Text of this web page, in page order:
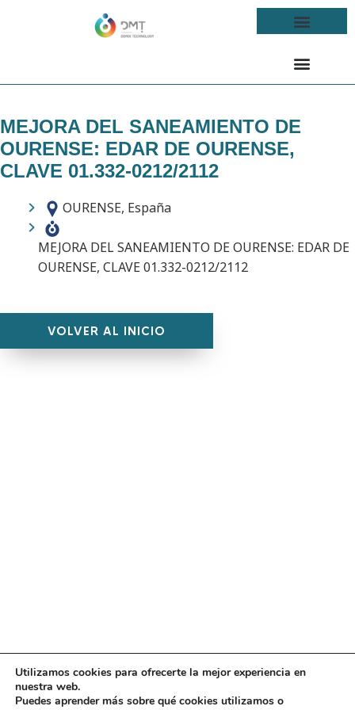
MEJORA DEL SANEAMIENTO DE
OURENSE: EDAR DE OURENSE,
CLAVE 01.332-0212/2112
OURENSE, España
MEJORA DEL SANEAMIENTO DE OURENSE: EDAR DE
OURENSE, CLAVE 01.332-0212/2112
VOLVER AL INICIO
Diseñojuangmendez. Copyright © 2026DMT·Aviso
Legal|Política de privacidad
Utilizamos cookies para ofrecerte la mejor experiencia en
nuestra web.
Puedes aprender más sobre qué cookies utilizamos o